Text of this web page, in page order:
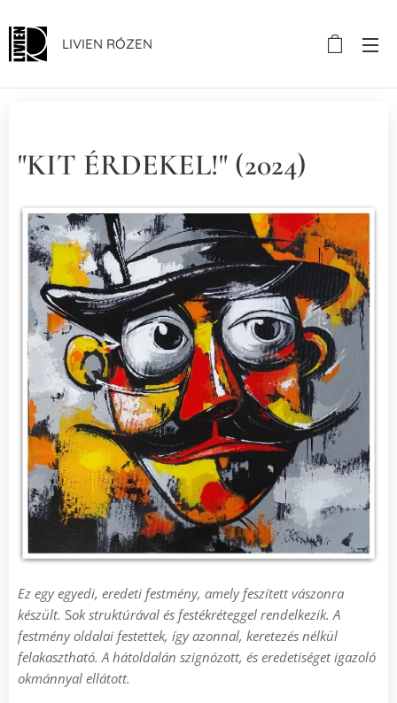
LIVIEN RÓZEN
"KIT ÉRDEKEL!" (2024)
Ez egy egyedi, eredeti festmény, amely feszített vászonra
készült. Sok struktúrával és festékréteggel rendelkezik. A
festmény oldalai festettek, így azonnal, keretezés nélkül
felakasztható. A hátoldalán szignózott, és eredetiséget igazoló
okmánnyal ellátott.